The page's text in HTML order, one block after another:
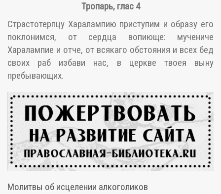
Тропарь, глас 4
Страстотерпцу Харалампию приступим и образу его
поклонимся, от сердца вопиюще: мучениче
Харалампие и отче, от всякаго обстояния и всех бед
своих раб избави нас, в церкве твоея выну
пребывающих.
Молитвы об исцелении алкоголиков